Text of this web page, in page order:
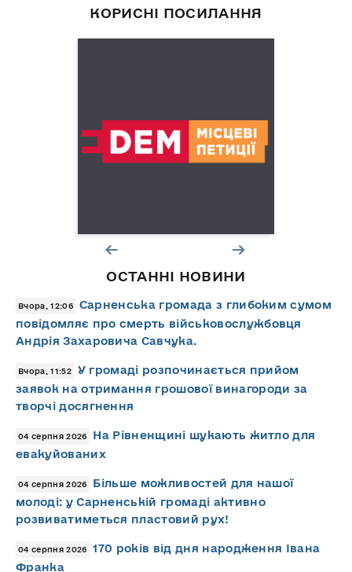
КОРИСНІ ПОСИЛАННЯ
ОСТАННІ НОВИНИ
Вчора, 12:06
Сарненська громада з глибоким сумом
повідомляє про смерть військовослужбовця
Андрія Захаровича Савчука.
Вчора, 11:52
У громаді розпочинається прийом
заявок на отримання грошової винагороди за
творчі досягнення
04 серпня 2026
На Рівненщині шукають житло для
евакуйованих
04 серпня 2026
Більше можливостей для нашої
молоді: у Сарненській громаді активно
розвиватиметься пластовий рух!
04 серпня 2026
170 років від дня народження Івана
Франка